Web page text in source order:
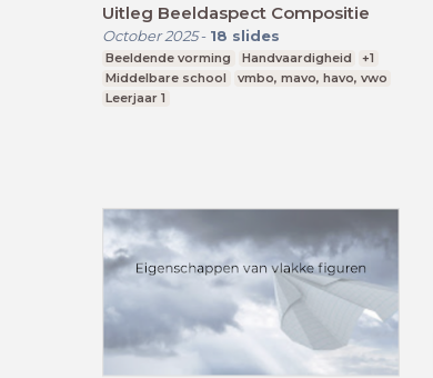
Uitleg Beeldaspect Compositie
October 2025- 18 slides
Beeldende vorming Handvaardigheid
+1
Middelbare school
vmbo, mavo, havo, vwo
Leerjaar 1